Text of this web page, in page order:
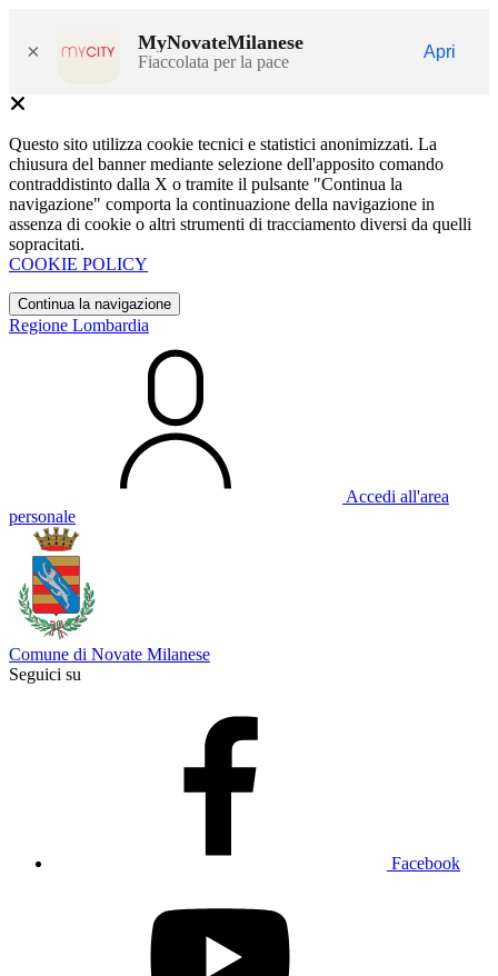
× MyNovateMilanese
Fiaccolata per la pace
Apri
Questo sito utilizza cookie tecnici e statistici anonimizzati. La
chiusura del banner mediante selezione dell'apposito comando
contraddistinto dalla X o tramite il pulsante "Continua la
navigazione" comporta la continuazione della navigazione in
assenza di cookie o altri strumenti di tracciamento diversi da quelli
sopracitati.
COOKIE POLICY
Continua la navigazione
Regione Lombardia
Accedi all'area
personale
Comune di Novate Milanese
Seguici su
Facebook